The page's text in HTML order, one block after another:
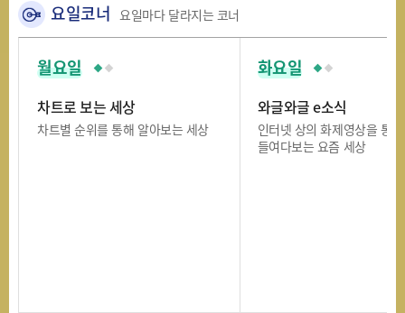
요일코너 요일마다 달라지는 코너
월요일
차트로 보는 세상
차트별 순위를 통해 알아보는 세상
화요일
와글와글 e소식
인터넷 상의 화제영상을 통해
들여다보는 요즘 세상